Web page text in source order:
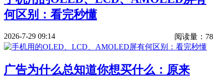
何区别：看完秒懂
2026-7-29 09:14 阅读量：78
广告为什么总知道你想买什么：原来